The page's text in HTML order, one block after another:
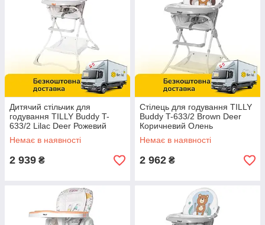
Дитячий стільчик для
годування TILLY Buddy T-
633/2 Lilac Deer Рожевий
Оленя
Немає в наявності
2 939 ₴
Стілець для годування TILLY
Buddy T-633/2 Brown Deer
Коричневий Олень
Немає в наявності
2 962 ₴